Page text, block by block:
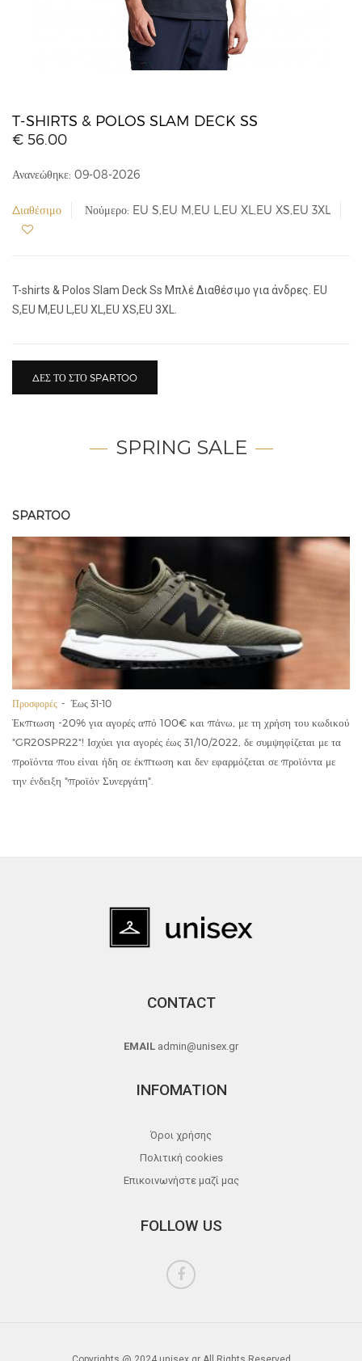
T-SHIRTS & POLOS SLAM DECK SS
€ 56.00
Ανανεώθηκε: 09-08-2026
Διαθέσιμο Νούμερο: EU S,EU M,EU L,EU XL,EU XS,EU 3XL
T-shirts & Polos Slam Deck Ss Μπλέ Διαθέσιμο για άνδρες. EU
S,EU M,EU L,EU XL,EU XS,EU 3XL.
ΔΕΣ ΤΟ ΣΤΟ SPARTOO
SPRING SALE
SPARTOO
Προσφορές Έως 31-10
Έκπτωση -20% για αγορές από 100€ και πάνω, με τη χρήση του κωδικού
"GR20SPR22"! Ισχύει για αγορές έως 31/10/2022, δε συμψηφίζεται με τα
προϊόντα που είναι ήδη σε έκπτωση και δεν εφαρμόζεται σε προϊόντα με
την ένδειξη "προϊόν Συνεργάτη".
CONTACT
EMAIL admin@unisex.gr
INFOMATION
Όροι χρήσης
Πολιτική cookies
Επικοινωνήστε μαζί μας
FOLLOW US